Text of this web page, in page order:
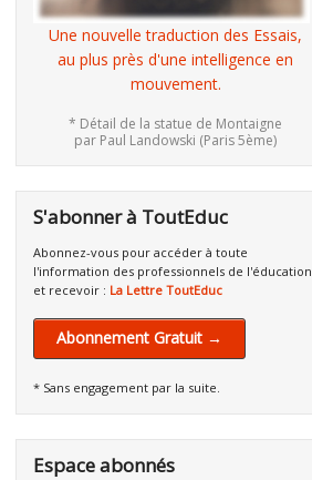
Une nouvelle traduction des Essais,
au plus près d'une intelligence en
mouvement.
* Détail de la statue de Montaigne
par Paul Landowski (Paris 5ème)
S'abonner à ToutEduc
Abonnez-vous pour accéder à toute
l'information des professionnels de l'éducation
et recevoir : La Lettre ToutEduc
Abonnement Gratuit →
* Sans engagement par la suite.
Espace abonnés